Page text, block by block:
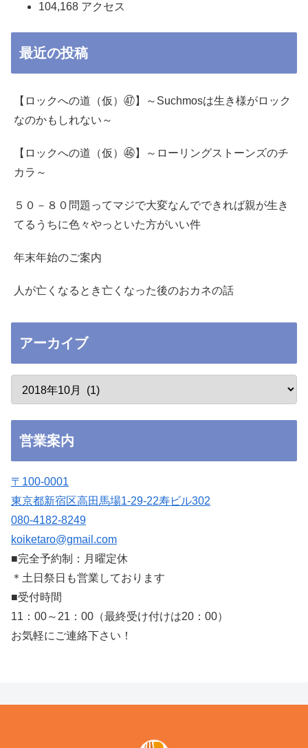
104,168 アクセス
最近の投稿
【ロックへの道（仮）㊼】～Suchmosは生き様がロック
なのかもしれない～
【ロックへの道（仮）㊻】～ローリングストーンズのチ
カラ～
５０－８０問題ってマジで大変なんでできれば親が生き
てるうちに色々やっといた方がいい件
年末年始のご案内
人が亡くなるとき亡くなった後のおカネの話
アーカイブ
営業案内
〒100-0001
東京都新宿区高田馬場1-29-22寿ビル302
080-4182-8249
koiketaro@gmail.com
■完全予約制：月曜定休
＊土日祭日も営業しております
■受付時間
11：00～21：00（最終受け付けは20：00）
お気軽にご連絡下さい！